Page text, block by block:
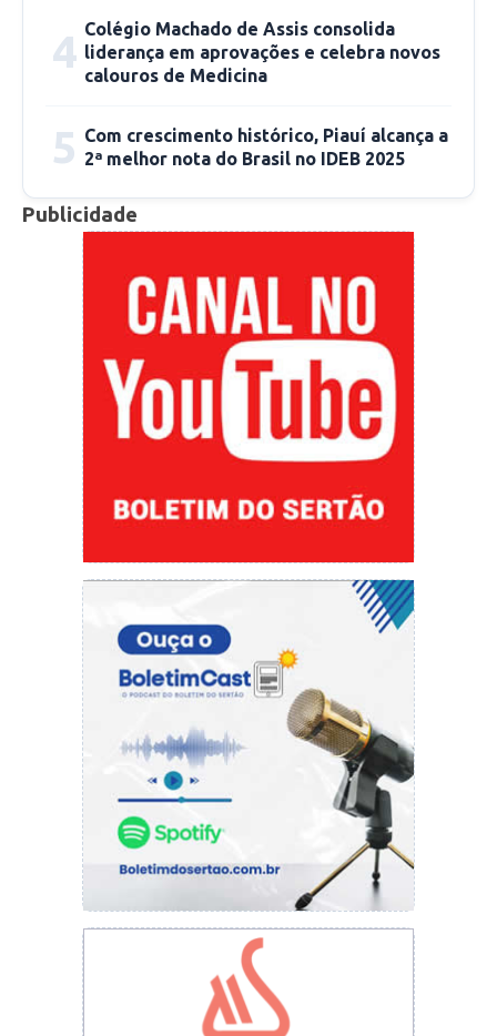
Picos oferece para os alunos do PROEJA em
Comércio:
1- Bolsa de auxílio financeiro;
2- Refeitório (servindo jantar);
3- Tratamento odontológico;
4- Atendimento médico;
5- Atendimento psicológico;
6- Assistência social;
7- Visitas técnicas;
8 – Biblioteca.
Diretor do IFPI, Prof. Dr. Nilsim e coordenador pedagógico
José Francisco em reunião com demais integrantes do IFPI
Sobre o PROEJA
Sobre o PROEJA, José Francisco informa que
essa modalidade de ensino foi instituída para
atender uma demanda e promover uma
reparação social. “Para pessoas que não
puderam estudar na idade própria, que por
algum motivo tiveram que abandonar a escola
4 Colégio Machado de Assis consolida
liderança em aprovações e celebra novos
calouros de Medicina
5 Com crescimento histórico, Piauí alcança a
2ª melhor nota do Brasil no IDEB 2025
Publicidade